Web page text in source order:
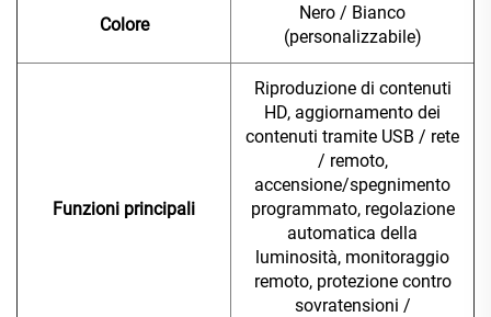
Colore
Nero / Bianco
(personalizzabile)
Funzioni principali
Riproduzione di contenuti
HD, aggiornamento dei
contenuti tramite USB / rete
/ remoto,
accensione/spegnimento
programmato, regolazione
automatica della
luminosità, monitoraggio
remoto, protezione contro
sovratensioni /